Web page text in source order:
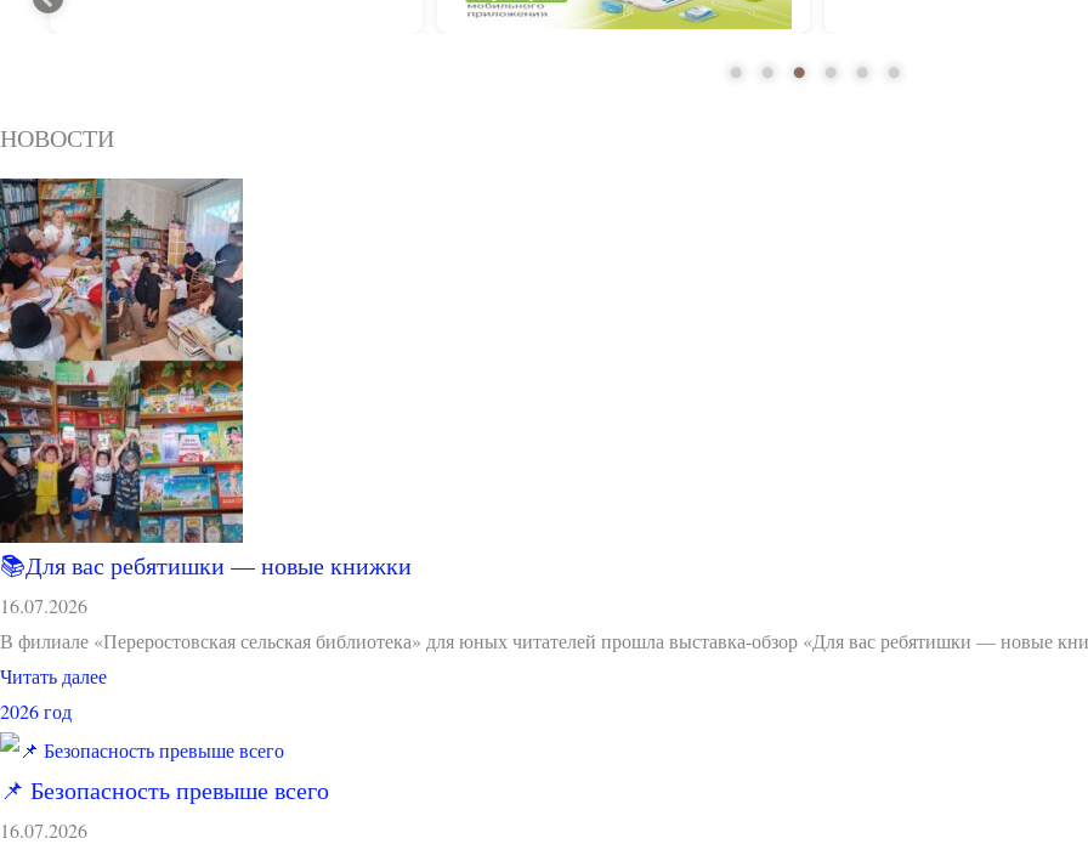
НОВОСТИ
📚Для вас ребятишки — новые книжки
16.07.2026
В филиале «Переростовская сельская библиотека» для юных читателей прошла выставка-обзор «Для вас ребятишки — новые
Читать далее
2026 год
📌 Безопасность превыше всего
16.07.2026